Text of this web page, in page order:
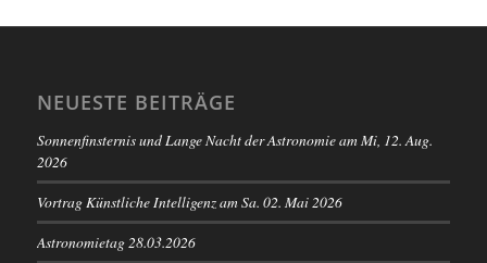
NEUESTE BEITRÄGE
Sonnenfinsternis und Lange Nacht der Astronomie am Mi, 12. Aug.
2026
Vortrag Künstliche Intelligenz am Sa. 02. Mai 2026
Astronomietag 28.03.2026